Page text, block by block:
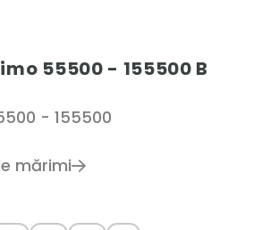
55500 - 155500 B
- 155500
mărimi